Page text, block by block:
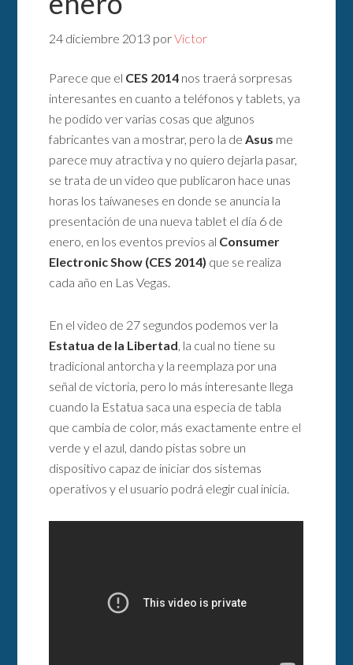
24 diciembre 2013 porVictor
Parece que el CES 2014 nos traerá sorpresas
interesantes en cuanto a teléfonos y tablets, ya
he podido ver varias cosas que algunos
fabricantes van a mostrar, pero la de Asus me
parece muy atractiva y no quiero dejarla pasar,
se trata de un video que publicaron hace unas
horas los taiwaneses en donde se anuncia la
presentación de una nueva tablet el día 6 de
enero, en los eventos previos al Consumer
Electronic Show (CES 2014) que se realiza
cada año en Las Vegas.
En el video de 27 segundos podemos ver la
Estatua de la Libertad , la cual no tiene su
tradicional antorcha y la reemplaza por una
señal de victoria, pero lo más interesante llega
cuando la Estatua saca una especia de tabla
que cambia de color, más exactamente entre el
verde y el azul, dando pistas sobre un
dispositivo capaz de iniciar dos sistemas
operativos y el usuario podrá elegir cual inicia.